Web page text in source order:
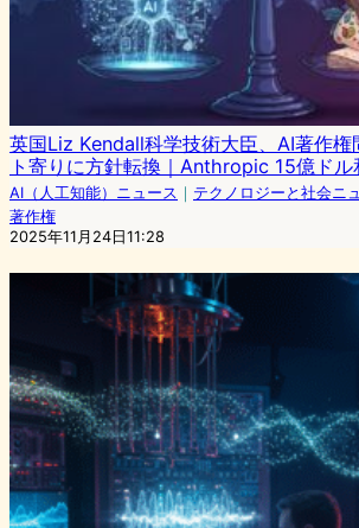
英国Liz Kendall科学技術大臣、AI著作権
ト寄りに方針転換｜Anthropic 15億ド
AI（人工知能）ニュース ｜ テクノロジーと社会ニ
著作権
2025年11月24日11:28